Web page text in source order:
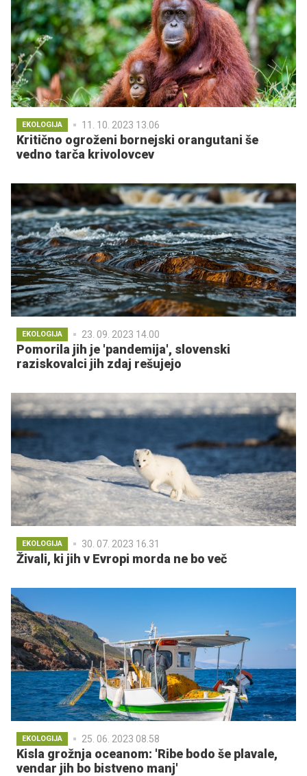
EKOLOGIJA 11. 10. 2023 13.06
Kritično ogroženi bornejski orangutani še
vedno tarča krivolovcev
EKOLOGIJA 23. 09. 2023 14.00
Pomorila jih je 'pandemija', slovenski
raziskovalci jih zdaj rešujejo
EKOLOGIJA 30. 07. 2023 16.31
Živali, ki jih v Evropi morda ne bo več
EKOLOGIJA 25. 06. 2023 08.58
Kisla grožnja oceanom: 'Ribe bodo še plavale,
vendar jih bo bistveno manj'